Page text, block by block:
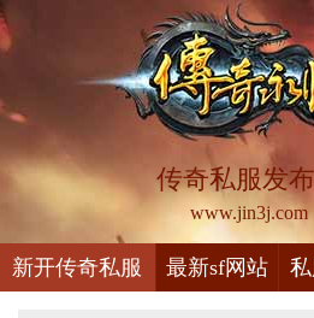
传奇私服发
www.jin3j.com
新开传奇私服 最新sf网站